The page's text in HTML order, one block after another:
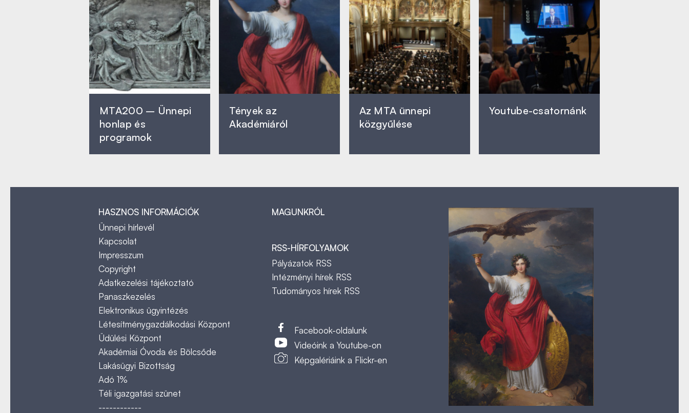
MTA200 – Ünnepi
honlap és
programok
Tények az
Akadémiáról
Az MTA ünnepi
közgyűlése
Youtube-csatornánk
HASZNOS INFORMÁCIÓK
Ünnepi hírlevél
Kapcsolat
Impresszum
Copyright
Adatkezelési tájékoztató
Panaszkezelés
Elektronikus ügyintézés
Létesítménygazdálkodási Központ
Üdülési Központ
Akadémiai Óvoda és Bölcsőde
Lakásügyi Bizottság
Adó 1%
Téli igazgatási szünet
------------
MAGUNKRÓL
RSS-HÍRFOLYAMOK
Pályázatok RSS
Intézményi hírek RSS
Tudományos hírek RSS
Facebook-oldalunk
Videóink a Youtube-on
Képgalériáink a Flickr-en